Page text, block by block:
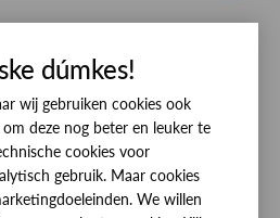
dúmkes!
wij gebruiken cookies ook
deze nog beter en leuker te
cookies voor
gebruik. Maar cookies
We willen